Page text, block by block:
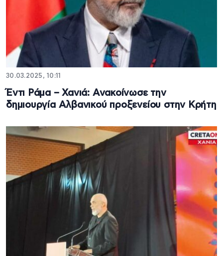
30.03.2025, 10:11
Έντι Ράμα – Χανιά: Ανακοίνωσε την
δημιουργία Αλβανικού προξενείου στην Κρήτη